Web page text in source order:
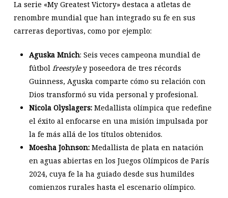
La serie «My Greatest Victory» destaca a atletas de
renombre mundial que han integrado su fe en sus
carreras deportivas, como por ejemplo:​
Aguska Mnich: Seis veces campeona mundial de
fútbol freestyley poseedora de tres récords
Guinness, Aguska comparte cómo su relación con
Dios transformó su vida personal y profesional. ​
Nicola Olyslagers:Medallista olímpica que redefine
el éxito al enfocarse en una misión impulsada por
la fe más allá de los títulos obtenidos. ​
Moesha Johnson:Medallista de plata en natación
en aguas abiertas en los Juegos Olímpicos de París
2024, cuya fe la ha guiado desde sus humildes
comienzos rurales hasta el escenario olímpico. ​